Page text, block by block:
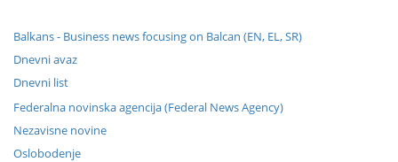
Balkans - Business news focusing on Balcan (EN, EL, SR)
Dnevni avaz
Dnevni list
Federalna novinska agencija (Federal News Agency)
Nezavisne novine
Oslobodenje